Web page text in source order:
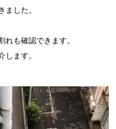
ました。
れも確認できます。
します。